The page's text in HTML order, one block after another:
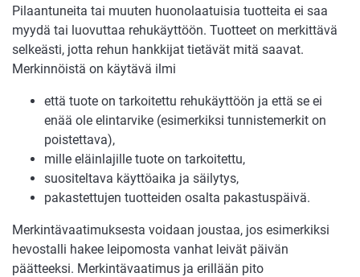
Pilaantuneita tai muuten huonolaatuisia tuotteita ei saa
myydä tai luovuttaa rehukäyttöön. Tuotteet on merkittävä
selkeästi, jotta rehun hankkijat tietävät mitä saavat.
Merkinnöistä on käytävä ilmi
että tuote on tarkoitettu rehukäyttöön ja että se ei
enää ole elintarvike (esimerkiksi tunnistemerkit on
poistettava),
mille eläinlajille tuote on tarkoitettu,
suositeltava käyttöaika ja säilytys,
pakastettujen tuotteiden osalta pakastuspäivä.
Merkintävaatimuksesta voidaan joustaa, jos esimerkiksi
hevostalli hakee leipomosta vanhat leivät päivän
päätteeksi. Merkintävaatimus ja erillään pito